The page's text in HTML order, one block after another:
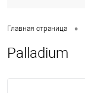
Главная страница •
Palladium